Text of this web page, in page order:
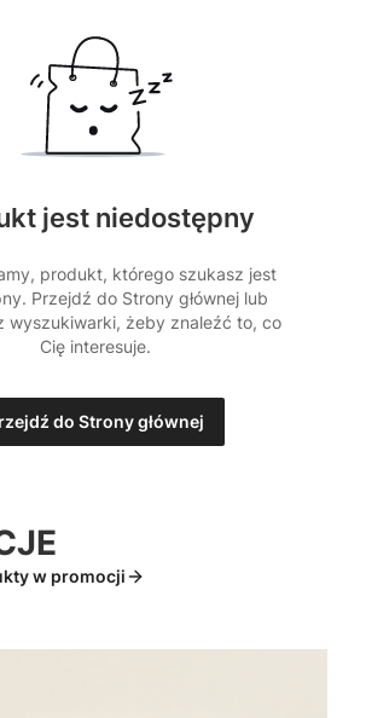
jest niedostępny
produkt, którego szukasz jest
Przejdź do Strony głównej lub
wyszukiwarki, żeby znaleźć to, co
Cię interesuje.
do Strony głównej
w promocji